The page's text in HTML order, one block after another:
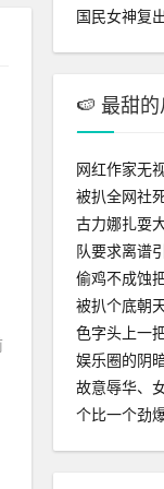
国民女神复
🍉 最甜的
网红作家无
被扒全网社
古力娜扎耍
队要求离谱
偷鸡不成蚀
被扒个底朝
色字头上一
娱乐圈的阴
故意辱华、
个比一个劲